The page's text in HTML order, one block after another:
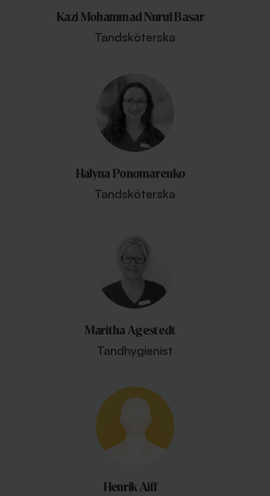
Kazi Mohammad Nurul Basar
Tandsköterska
Halyna Ponomarenko
Tandsköterska
Maritha Agestedt
Tandhygienist
Henrik Aiff